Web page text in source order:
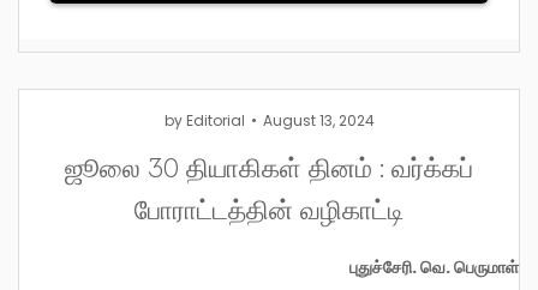
by Editorial August 13, 2024
ஜூலை 30 தியாகிகள் தினம் : வர்க்கப்
போராட்டத்தின் வழிகாட்டி
புதுச்சேரி.வெ. பெருமாள்